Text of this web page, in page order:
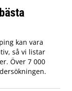
kan vara
så vi listar
Över 7 000